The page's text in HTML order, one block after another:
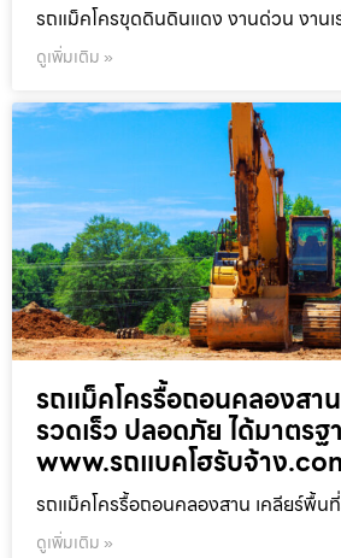
รถแม็คโครขุดดินดินแดง งานด่วน งานเ
ดูเพิ่มเติม »
รถแม็คโครรื้อถอนคลองสา
รวดเร็ว ปลอดภัย ได้มาตรฐ
www.รถแบคโฮรับจ้าง
รถแม็คโครรื้อถอนคลองสาน เคลียร์พื้น
ดูเพิ่มเติม »